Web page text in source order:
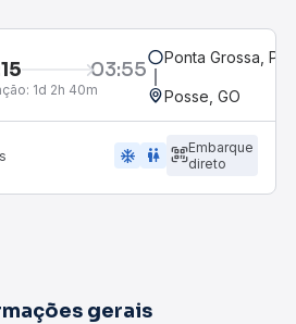
03:55
1d 2h 40m
Ponta Grossa,
Posse, GO
ac_unit wc
Embarque
direto
gerais